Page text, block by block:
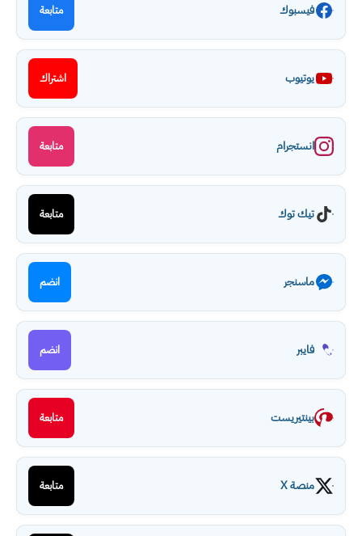
فيسبوك متابعة
يوتيوب اشتراك
انستجرام متابعة
تيك توك متابعة
ماسنجر انضم
فايبر انضم
بينتيريست متابعة
منصة X متابعة